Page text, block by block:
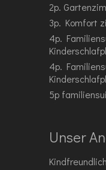
2p.
3p. Komfort
4p.
4p.
5p
Unser
Kindfreundlich